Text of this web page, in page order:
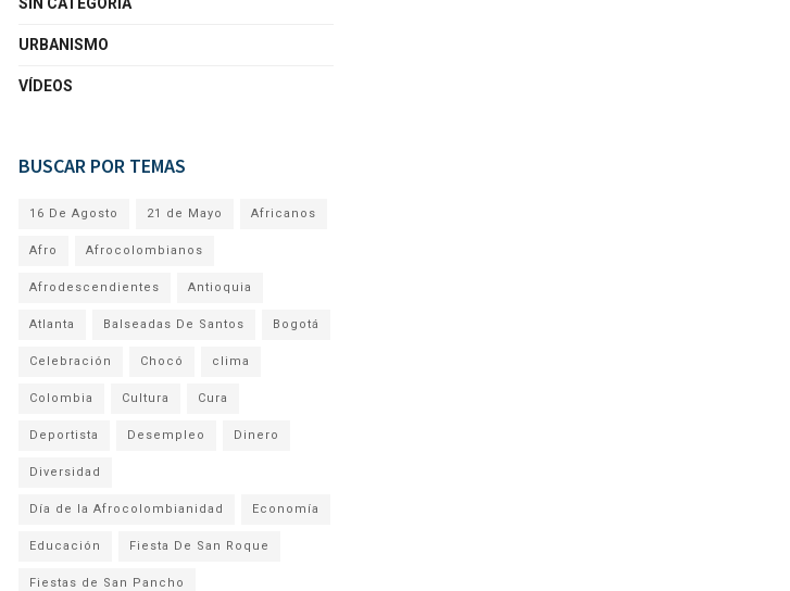
URBANISMO
VÍDEOS
BUSCAR POR TEMAS
16 De Agosto 21 de Mayo Africanos
Afro Afrocolombianos
Afrodescendientes Antioquia
Atlanta Balseadas De Santos Bogotá
Celebración Chocó clima
Colombia Cultura Cura
Deportista Desempleo Dinero
Diversidad
Día de la Afrocolombianidad Economía
Educación Fiesta De San Roque
Fiestas de San Pancho